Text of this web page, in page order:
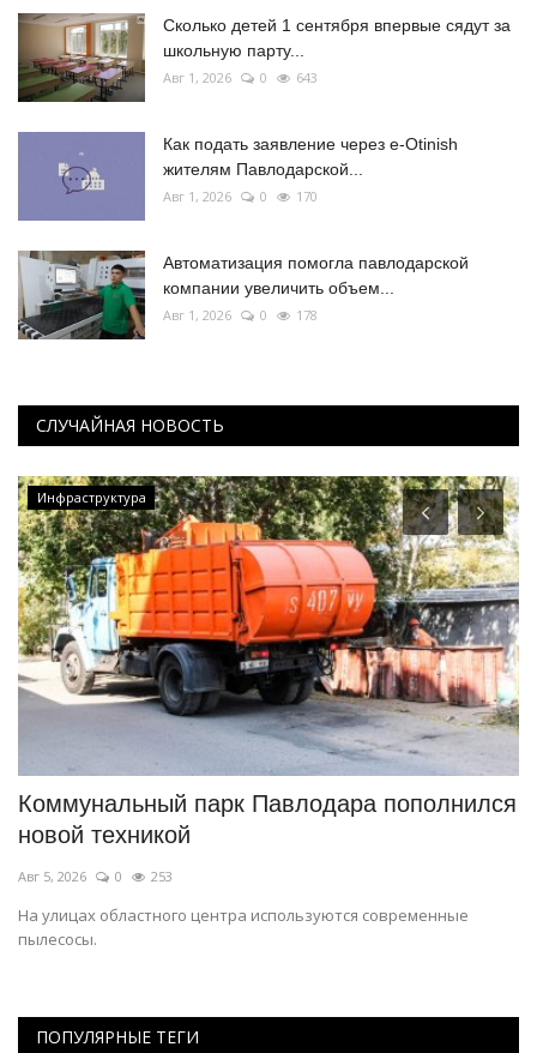
Сколько детей 1 сентября впервые сядут за
школьную парту...
Авг 1, 2026 0 643
Как подать заявление через e-Otinish
жителям Павлодарской...
Авг 1, 2026 0 170
Автоматизация помогла павлодарской
компании увеличить объем...
Авг 1, 2026 0 178
СЛУЧАЙНАЯ НОВОСТЬ
Инфраструктура
Коммунальный парк Павлодара пополнился
новой техникой
Авг 5, 2026 0 253
На улицах областного центра используются современные
пылесосы.
ПОПУЛЯРНЫЕ ТЕГИ